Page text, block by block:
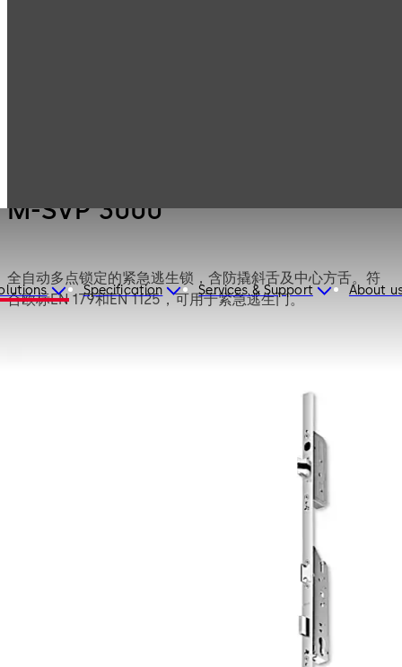
Specification Services & Support About
M-SVP 3000
全自动多点锁定的紧急逃生锁，含防撬斜舌及中心方舌。符
合欧标EN 179和EN 1125，可用于紧急逃生门。